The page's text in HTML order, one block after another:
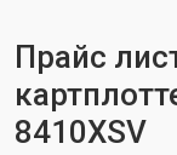
Прайс
8410XSV